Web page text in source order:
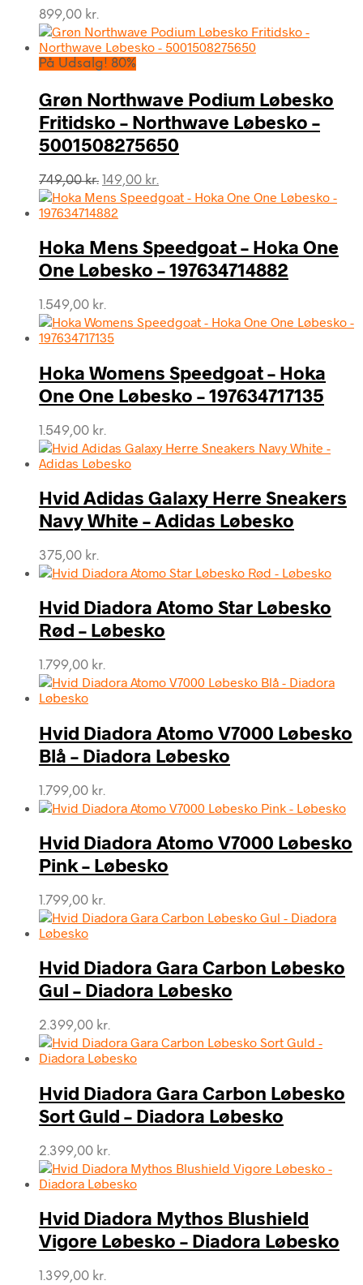
899,00 kr.
På Udsalg! 80%
Grøn Northwave Podium Løbesko
Fritidsko – Northwave Løbesko –
5001508275650
749,00kr. Den
oprindelige
pris
749,00 kr..
149,00 kr.
aktuelle
149,00 kr..
Hoka Mens Speedgoat – Hoka One
One Løbesko – 197634714882
1.549,00 kr.
Hoka Womens Speedgoat – Hoka
One One Løbesko – 197634717135
1.549,00 kr.
Hvid Adidas Galaxy Herre Sneakers
Navy White – Adidas Løbesko
375,00 kr.
Hvid Diadora Atomo Star Løbesko
Rød – Løbesko
1.799,00 kr.
Hvid Diadora Atomo V7000 Løbesko
Blå – Diadora Løbesko
1.799,00 kr.
Hvid Diadora Atomo V7000 Løbesko
Pink – Løbesko
1.799,00 kr.
Hvid Diadora Gara Carbon Løbesko
Gul – Diadora Løbesko
2.399,00 kr.
Hvid Diadora Gara Carbon Løbesko
Sort Guld – Diadora Løbesko
2.399,00 kr.
Hvid Diadora Mythos Blushield
Vigore Løbesko – Diadora Løbesko
1.399,00 kr.